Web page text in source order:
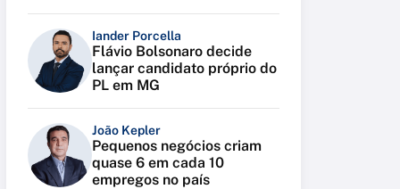
Iander Porcella
Flávio Bolsonaro decide
lançar candidato próprio do
PL em MG
João Kepler
Pequenos negócios criam
quase 6 em cada 10
empregos no país